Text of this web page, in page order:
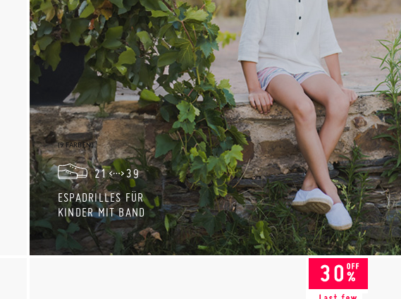
(9 FARBEN)
21
39
ESPADRILLES FÜR
KINDER MIT BAND